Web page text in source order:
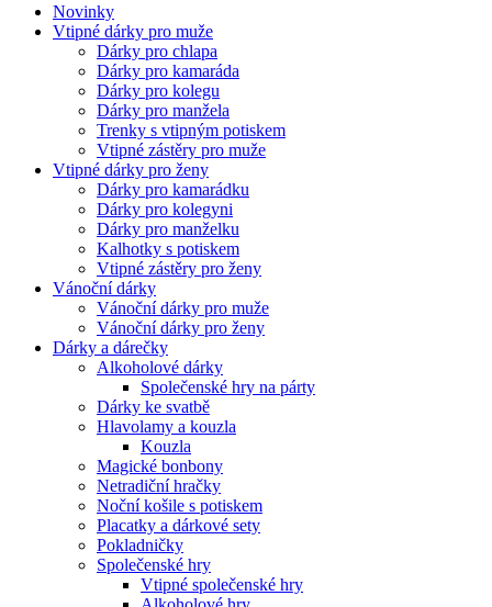
Novinky
Vtipné dárky pro muže
Dárky pro chlapa
Dárky pro kamaráda
Dárky pro kolegu
Dárky pro manžela
Trenky s vtipným potiskem
Vtipné zástěry pro muže
Vtipné dárky pro ženy
Dárky pro kamarádku
Dárky pro kolegyni
Dárky pro manželku
Kalhotky s potiskem
Vtipné zástěry pro ženy
Vánoční dárky
Vánoční dárky pro muže
Vánoční dárky pro ženy
Dárky a dárečky
Alkoholové dárky
Společenské hry na párty
Dárky ke svatbě
Hlavolamy a kouzla
Kouzla
Magické bonbony
Netradiční hračky
Noční košile s potiskem
Placatky a dárkové sety
Pokladničky
Společenské hry
Vtipné společenské hry